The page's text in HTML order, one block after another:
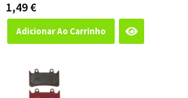
1,49 €
Adicionar Ao Carrinho